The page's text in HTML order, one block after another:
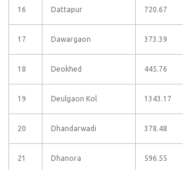
16 Dattapur 720.67
17 Dawargaon 373.39
18 Deokhed 445.76
19 Deulgaon Kol 1343.17
20 Dhandarwadi 378.48
21 Dhanora 596.55